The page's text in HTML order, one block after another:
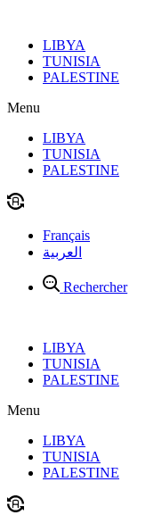
contenuLIBYA
TUNISIA
PALESTINE
Menu
LIBYA
TUNISIA
PALESTINE
Français
العربية
Rechercher
LIBYA
TUNISIA
PALESTINE
Menu
LIBYA
TUNISIA
PALESTINE